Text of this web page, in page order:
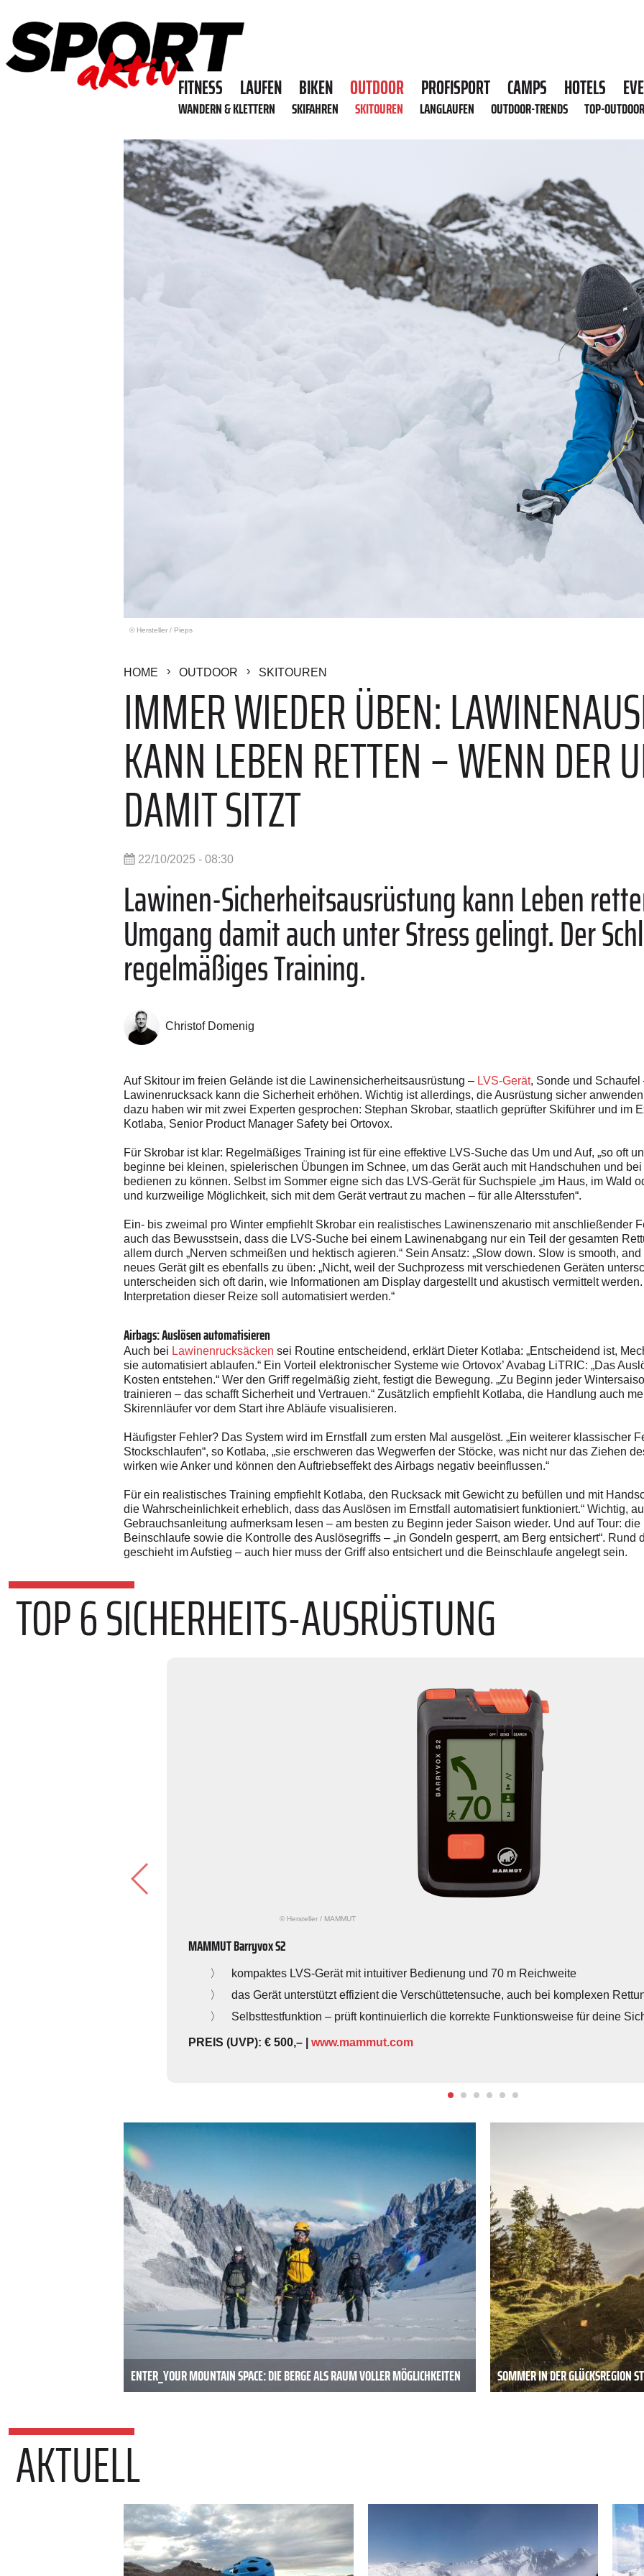
FITNESS LAUFEN BIKEN OUTDOOR PROFISPORT CAMPS HOTELS
WANDERN & KLETTERN SKIFAHREN SKITOUREN LANGLAUFEN OUTDOOR-TRENDS TOP-
© Hersteller / Pieps
HOME OUTDOOR SKITOUREN
IMMER WIEDER ÜBEN:
KANN LEBEN RETTEN – WENN DER
DAMIT SITZT
22/10/2025 - 08:30
Lawinen-Sicherheitsausrüstung kann Leben
Umgang damit auch unter Stress gelingt. Der
regelmäßiges Training.
Christof Domenig
Auf Skitour im freien Gelände ist die Lawinensicherheitsausrüstung – LVS-Gerät, Sonde und
Lawinenrucksack kann die Sicherheit erhöhen. Wichtig ist allerdings, die Ausrüstung sicher
dazu haben wir mit zwei Experten gesprochen: Stephan Skrobar, ­staatlich geprüfter Skiführer und im
Kotlaba, Senior Product ­Manager Safety bei Ortovox.
Für Skrobar ist klar: Regelmäßiges Training ist für eine effektive LVS-Suche das Um und Auf, „so oft
beginne bei kleinen, spielerischen Übungen im Schnee, um das Gerät auch mit Handschuhen und
bedienen zu können. Selbst im Sommer eigne sich das LVS-Gerät für Suchspiele „im Haus, im Wald
und kurzweilige Möglichkeit, sich mit dem Gerät vertraut zu machen – für alle Altersstufen“.
Ein- bis zweimal pro Winter empfiehlt Skrobar ein realistisches Lawinenszenario mit anschließender
auch das Bewusstsein, dass die LVS-Suche bei einem Lawinenabgang nur ein Teil der gesamten
allem durch „Nerven schmeißen und hektisch agieren.“ Sein Ansatz: „Slow down. Slow is smooth,
neues Gerät gilt es ebenfalls zu üben: „Nicht, weil der Suchprozess mit verschiedenen Geräten
unterscheiden sich oft darin, wie Informationen am Display dargestellt und akustisch vermittelt
Interpretation dieser Reize soll automatisiert werden.“
Airbags: Auslösen automatisieren
Auch bei Lawinenrucksäcken sei Routine entscheidend, erklärt Dieter Kotlaba: „Entscheidend ist,
sie automatisiert ablaufen.“ Ein Vorteil elektronischer Systeme wie Ortovox’ Avabag LiTRIC: „Das
Kosten entstehen.“ Wer den Griff regelmäßig zieht, festigt die Bewegung. „Zu Beginn jeder
trainieren – das schafft Sicherheit und Vertrauen.“ Zusätzlich empfiehlt Kotlaba, die Handlung auch
Skirennläufer vor dem Start ihre Abläufe visualisieren.
Häufigster Fehler? Das System wird im Ernstfall zum ersten Mal ausgelöst. „Ein weiterer klassischer
Stockschlaufen“, so Kotlaba, „sie erschweren das Wegwerfen der Stöcke, was nicht nur das Ziehen
wirken wie Anker und können den Auftriebseffekt des Airbags negativ beeinflussen.“
Für ein realistisches Training empfiehlt Kotlaba, den Rucksack mit Gewicht zu befüllen und mit
die Wahrscheinlichkeit erheblich, dass das Auslösen im Ernstfall automatisiert funktioniert.“ Wichtig,
Gebrauchsanleitung aufmerksam lesen – am besten zu Beginn jeder Saison wieder. Und auf Tour:
Beinschlaufe sowie die Kontrolle des Auslösegriffs – „in Gondeln gesperrt, am Berg entsichert“.
geschieht im Aufstieg – auch hier muss der Griff also entsichert und die Beinschlaufe angelegt sein.
TOP 6 SICHERHEITS-AUSRÜSTUNG
© Hersteller / MAMMUT
MAMMUT Barryvox S2
kompaktes LVS-Gerät mit intuitiver Bedienung und 70 m Reichweite
das Gerät unterstützt effizient die Verschüttetensuche, auch bei komplexen
Selbsttestfunktion – prüft kontinuierlich die korrekte Funktionsweise für deine
PREIS (UVP): € 500,– | www.mammut.com
ENTER_YOUR MOUNTAIN SPACE: DIE BERGE ALS RAUM VOLLER MÖGLICHKEITEN SOMMER IN DER GLÜCKSREGION
AKTUELL